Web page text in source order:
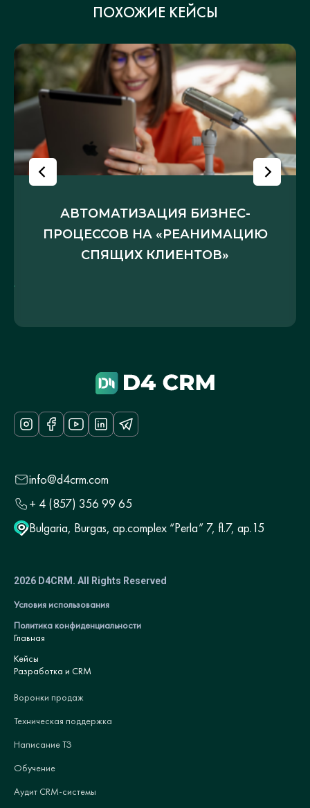
ПОХОЖИЕ КЕЙСЫ
АВТОМАТИЗАЦИЯ БИЗНЕС-
ПРОЦЕССОВ НА «РЕАНИМАЦИЮ
СПЯЩИХ КЛИЕНТОВ»
info@d4crm.com
+ 4 (857) 356 99 65
Bulgaria, Burgas, ap.complex “Perla” 7, fl.7, ap.15
2026 D4CRM. All Rights Reserved
Условия использования
Политика конфиденциальности
Главная
Кейсы
Разработка и CRM
Воронки продаж
Техническая поддержка
Написание ТЗ
Обучение
Аудит CRM-системы